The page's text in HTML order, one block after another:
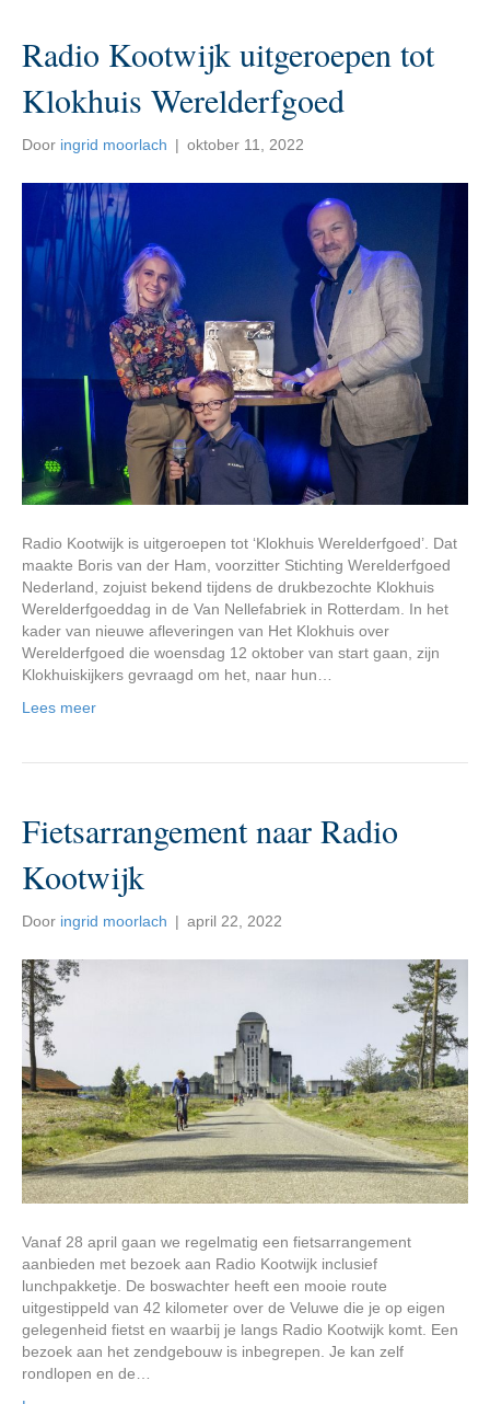
Radio Kootwijk uitgeroepen tot
Klokhuis Werelderfgoed
Door ingrid moorlach | oktober 11, 2022
Radio Kootwijk is uitgeroepen tot ‘Klokhuis Werelderfgoed’. Dat
maakte Boris van der Ham, voorzitter Stichting Werelderfgoed
Nederland, zojuist bekend tijdens de drukbezochte Klokhuis
Werelderfgoeddag in de Van Nellefabriek in Rotterdam. In het
kader van nieuwe afleveringen van Het Klokhuis over
Werelderfgoed die woensdag 12 oktober van start gaan, zijn
Klokhuiskijkers gevraagd om het, naar hun…
Lees meer
Fietsarrangement naar Radio
Kootwijk
Door ingrid moorlach | april 22, 2022
Vanaf 28 april gaan we regelmatig een fietsarrangement
aanbieden met bezoek aan Radio Kootwijk inclusief
lunchpakketje. De boswachter heeft een mooie route
uitgestippeld van 42 kilometer over de Veluwe die je op eigen
gelegenheid fietst en waarbij je langs Radio Kootwijk komt. Een
bezoek aan het zendgebouw is inbegrepen. Je kan zelf
rondlopen en de…